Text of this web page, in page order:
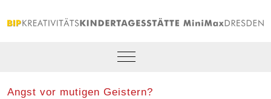
Mobile Menu Toggle
Angst vor mutigen Geistern?